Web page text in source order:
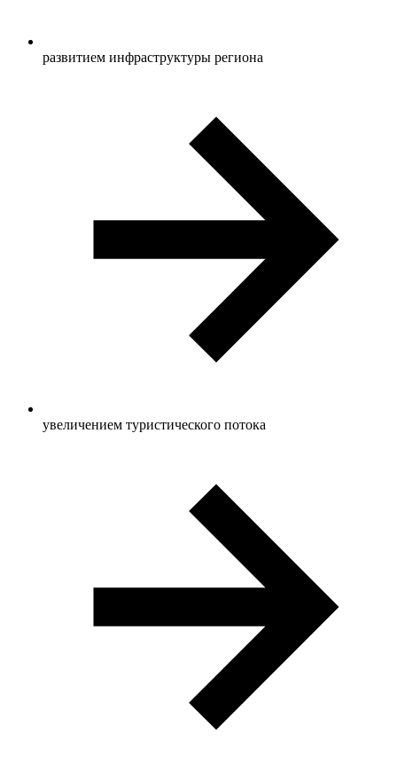
развитием инфраструктуры региона
увеличением туристического потока